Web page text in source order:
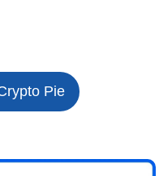
Pie